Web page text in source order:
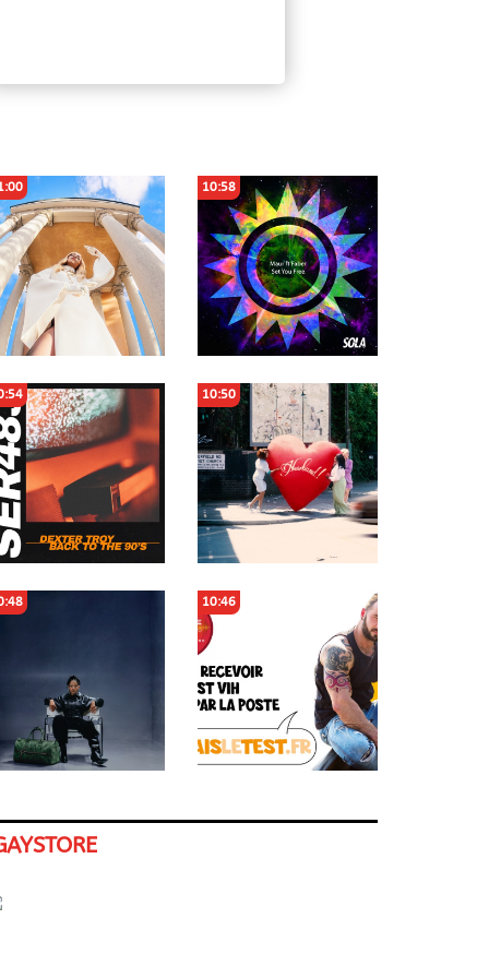
10:58
10:50
10:46